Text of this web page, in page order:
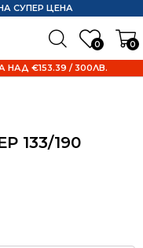
0 0
СУПЕР ЦЕНА
€153.39 / 300ЛВ.
133/190